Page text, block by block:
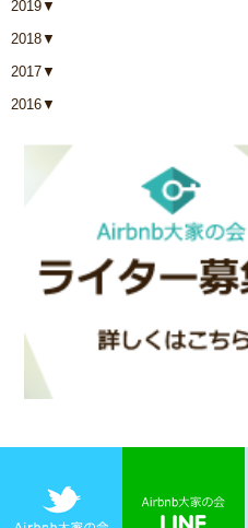
2019▼
2018▼
2017▼
2016▼